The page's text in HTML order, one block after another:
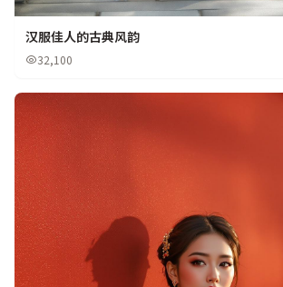
汉服佳人的古典风韵
32,100